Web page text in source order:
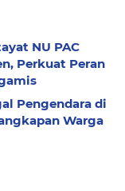
NU PAC
Perkuat Peran
Pengendara di
Warga